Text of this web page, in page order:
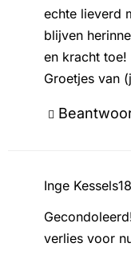
echte lieverd
blijven
en kracht toe!
Groetjes van
Inge Kessels
verlies voor